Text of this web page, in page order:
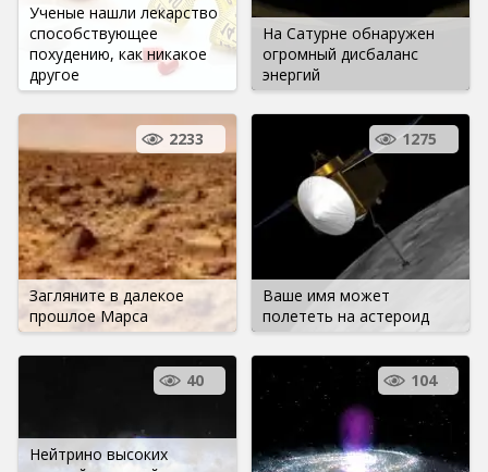
Ученые нашли лекарство
способствующее
похудению, как никакое
другое
На Сатурне обнаружен
огромный дисбаланс
энергий
Загляните в далекое
прошлое Марса
2233
Ваше имя может
полететь на астероид
1275
Нейтрино высоких
40 104